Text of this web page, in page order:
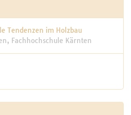
Tendenzen im Holzbau
Fachhochschule Kärnten